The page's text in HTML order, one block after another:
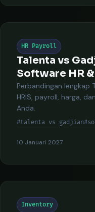
HR Payroll
Talenta vs
Software HR
Perbandingan lengkap
HRIS, payroll, harga,
Anda.
#talenta vs gadjian
10 Januari 2027
Inventory